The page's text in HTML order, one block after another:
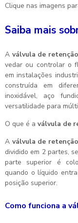
Clique nas imagens
Saiba mais
A válvula de
vedar ou controlar o
em instalações
construída em
inoxidável, aço
versatilidade para
O que é a válvula de
A válvula de
dividido em 2 partes,
parte superior é
quando o líquido
posição superior.
Como funciona a